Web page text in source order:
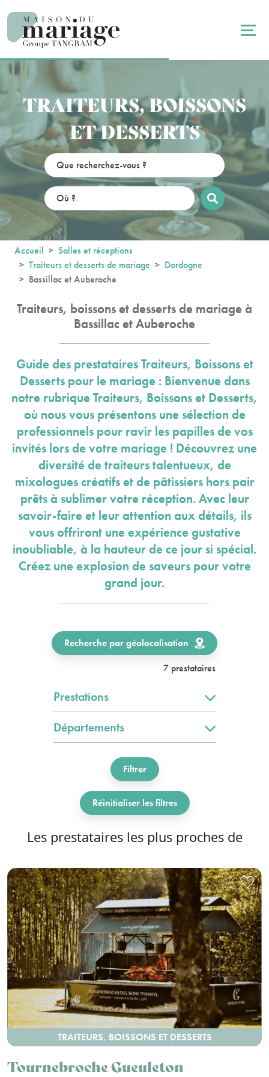
TRAITEURS, BOISSONS
ET DESSERTS
Accueil
Salles et réceptions
Traiteurs et desserts de mariage
Dordogne
Bassillac et Auberoche
Traiteurs, boissons et desserts de mariage à
Bassillac et Auberoche
Guide des prestataires Traiteurs, Boissons et
Desserts pour le mariage : Bienvenue dans
notre rubrique Traiteurs, Boissons et Desserts,
où nous vous présentons une sélection de
professionnels pour ravir les papilles de vos
invités lors de votre mariage ! Découvrez une
diversité de traiteurs talentueux, de
mixologues créatifs et de pâtissiers hors pair
prêts à sublimer votre réception. Avec leur
savoir-faire et leur attention aux détails, ils
vous offriront une expérience gustative
inoubliable, à la hauteur de ce jour si spécial.
Créez une explosion de saveurs pour votre
grand jour.
Recherche par géolocalisation
7 prestataires
Prestations
Départements
Filtrer
Réinitialiser les filtres
Les prestataires les plus proches de
TRAITEURS, BOISSONS ET DESSERTS
Tournebroche Gueuleton